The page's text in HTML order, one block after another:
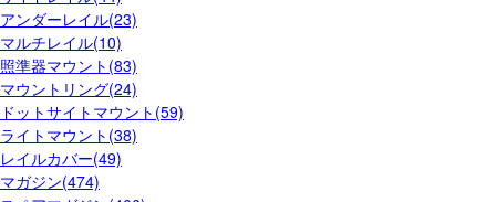
アンダーレイル(23)
マルチレイル(10)
照準器マウント(83)
マウントリング(24)
ドットサイトマウント(59)
ライトマウント(38)
レイルカバー(49)
マガジン(474)